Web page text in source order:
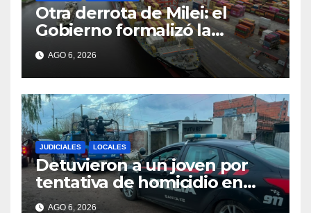
Otra derrota de Milei: el
Gobierno formalizó la
marcha atrás con la
desregulación del practicaje
AGO 6, 2026
JUDICIALES LOCALES
Detuvieron a un joven por
tentativa de homicidio en
barrio 12 de Octubre
AGO 6, 2026